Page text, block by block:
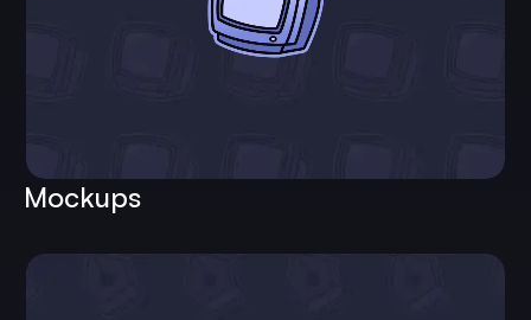
Mockups